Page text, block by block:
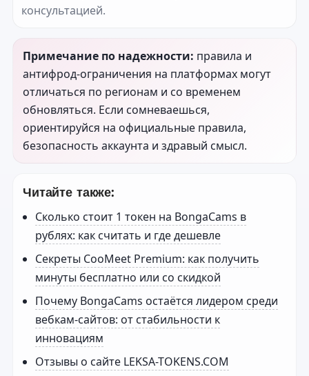
консультацией.
Примечание по надежности: правила и
антифрод-ограничения на платформах могут
отличаться по регионам и со временем
обновляться. Если сомневаешься,
ориентируйся на официальные правила,
безопасность аккаунта и здравый смысл.
Читайте также:
Сколько стоит 1 токен на BongaCams в
рублях: как считать и где дешевле
Секреты CooMeet Premium: как получить
минуты бесплатно или со скидкой
Почему BongaCams остаётся лидером среди
вебкам-сайтов: от стабильности к
инновациям
Отзывы о сайте LEKSA-TOKENS.COM